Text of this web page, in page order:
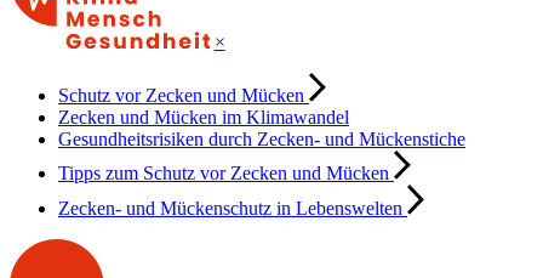
×
Schutz vor Zecken und Mücken
Zecken und Mücken im Klimawandel
Gesundheitsrisiken durch Zecken- und Mückenstiche
Tipps zum Schutz vor Zecken und Mücken
Zecken- und Mückenschutz in Lebenswelten